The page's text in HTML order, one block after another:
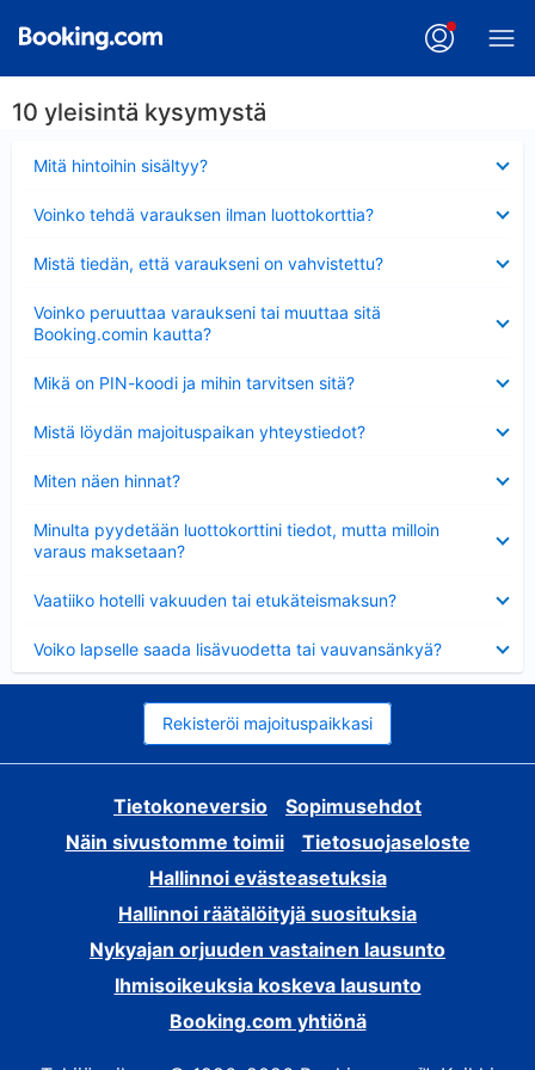
10 yleisintä kysymystä
Mitä hintoihin sisältyy?
Voinko tehdä varauksen ilman luottokorttia?
Mistä tiedän, että varaukseni on vahvistettu?
Voinko peruuttaa varaukseni tai muuttaa sitä
Booking.comin kautta?
Mikä on PIN-koodi ja mihin tarvitsen sitä?
Mistä löydän majoituspaikan yhteystiedot?
Miten näen hinnat?
Minulta pyydetään luottokorttini tiedot, mutta milloin
varaus maksetaan?
Vaatiiko hotelli vakuuden tai etukäteismaksun?
Voiko lapselle saada lisävuodetta tai vauvansänkyä?
Rekisteröi majoituspaikkasi
Tietokoneversio
Sopimusehdot
Näin sivustomme toimii
Tietosuojaseloste
Hallinnoi evästeasetuksia
Hallinnoi räätälöityjä suosituksia
Nykyajan orjuuden vastainen lausunto
Ihmisoikeuksia koskeva lausunto
Booking.com yhtiönä